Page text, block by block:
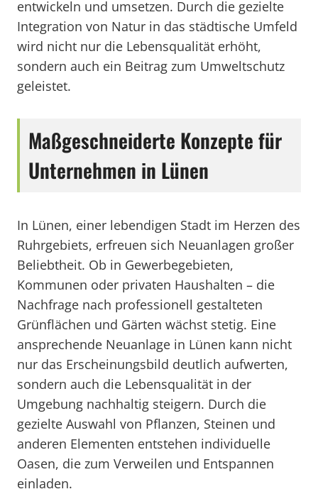
entwickeln und umsetzen. Durch die gezielte
Integration von Natur in das städtische Umfeld
wird nicht nur die Lebensqualität erhöht,
sondern auch ein Beitrag zum Umweltschutz
geleistet.
Maßgeschneiderte Konzepte für
Unternehmen in Lünen
In Lünen, einer lebendigen Stadt im Herzen des
Ruhrgebiets, erfreuen sich Neuanlagen großer
Beliebtheit. Ob in Gewerbegebieten,
Kommunen oder privaten Haushalten – die
Nachfrage nach professionell gestalteten
Grünflächen und Gärten wächst stetig. Eine
ansprechende Neuanlage in Lünen kann nicht
nur das Erscheinungsbild deutlich aufwerten,
sondern auch die Lebensqualität in der
Umgebung nachhaltig steigern. Durch die
gezielte Auswahl von Pflanzen, Steinen und
anderen Elementen entstehen individuelle
Oasen, die zum Verweilen und Entspannen
einladen.